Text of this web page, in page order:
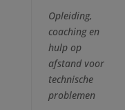
Opleiding,
coaching en
hulp op
afstand voor
technische
problemen